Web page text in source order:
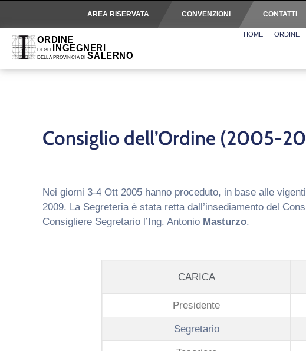
AREA RISERVATA CONVENZIONI CONTATTI
HOME ORDINE
Consiglio dell’Ordine (2005-
Nei giorni 3-4 Ott 2005 hanno proceduto, in base alle
2009. La Segreteria è stata retta dall’insediamento del
Consigliere Segretario l’Ing. Antonio Masturzo.
CARICA
Presidente
Segretario